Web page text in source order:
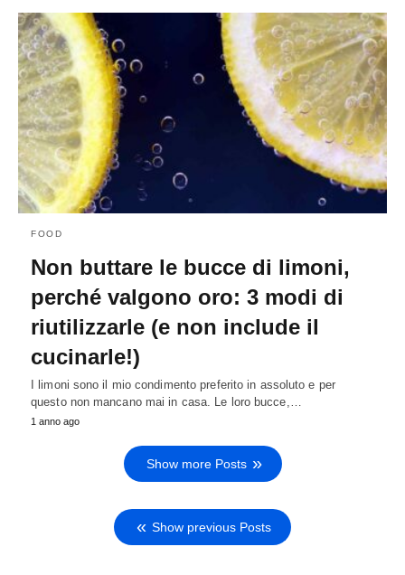
FOOD
Non buttare le bucce di limoni,
perché valgono oro: 3 modi di
riutilizzarle (e non include il
cucinarle!)
I limoni sono il mio condimento preferito in assoluto e per
questo non mancano mai in casa. Le loro bucce,…
1 anno ago
Show more Posts
Show previous Posts